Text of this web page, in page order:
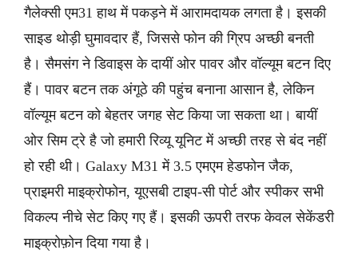
गैलेक्सी एम31 हाथ में पकड़ने में आरामदायक लगता है। इसकी
साइड थोड़ी घुमावदार हैं, जिससे फोन की ग्रिप अच्छी बनती
है। सैमसंग ने डिवाइस के दायीं ओर पावर और वॉल्यूम बटन दिए
हैं। पावर बटन तक अंगूठे की पहुंच बनाना आसान है, लेकिन
वॉल्यूम बटन को बेहतर जगह सेट किया जा सकता था। बायीं
ओर सिम ट्रे है जो हमारी रिव्यू यूनिट में अच्छी तरह से बंद नहीं
हो रही थी। Galaxy M31 में 3.5 एमएम हेडफोन जैक,
प्राइमरी माइक्रोफोन, यूएसबी टाइप-सी पोर्ट और स्पीकर सभी
विकल्प नीचे सेट किए गए हैं। इसकी ऊपरी तरफ केवल सेकेंडरी
माइक्रोफ़ोन दिया गया है।